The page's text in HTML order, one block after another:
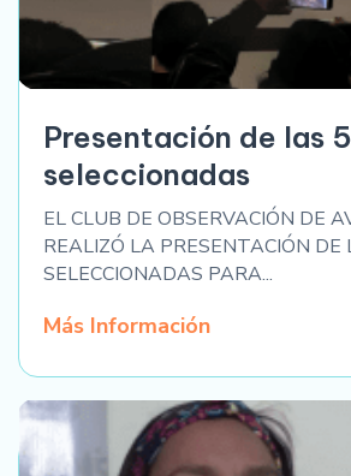
Presentación de las
seleccionadas
EL CLUB DE OBSERVACIÓN DE
REALIZÓ LA PRESENTACIÓN DE
SELECCIONADAS PARA...
Más Información